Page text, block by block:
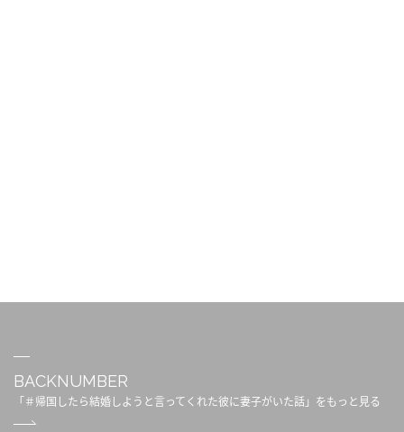
BACKNUMBER
「＃帰国したら結婚しようと言ってくれた彼に妻子がいた話」をもっと見る